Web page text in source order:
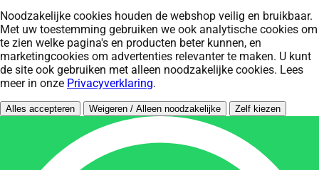
Noodzakelijke cookies houden de webshop veilig en bruikbaar.
Met uw toestemming gebruiken we ook analytische cookies om
te zien welke pagina's en producten beter kunnen, en
marketingcookies om advertenties relevanter te maken. U kunt
de site ook gebruiken met alleen noodzakelijke cookies. Lees
meer in onze Privacyverklaring.
Alles accepteren Weigeren / Alleen noodzakelijke Zelf kiezen